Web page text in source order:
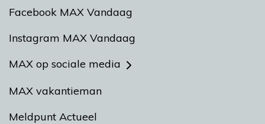
Facebook MAX Vandaag
Instagram MAX Vandaag
MAX op sociale media
MAX vakantieman
Meldpunt Actueel